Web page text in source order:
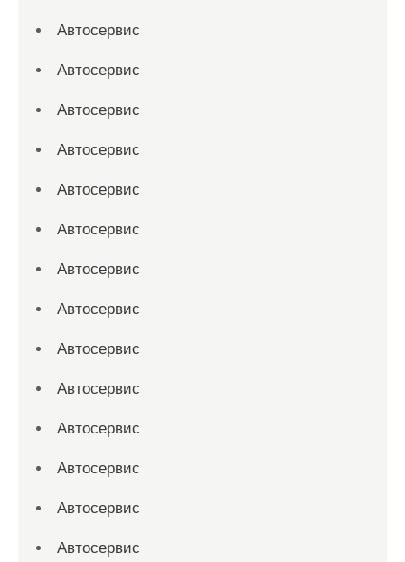
Автосервис
Автосервис
Автосервис
Автосервис
Автосервис
Автосервис
Автосервис
Автосервис
Автосервис
Автосервис
Автосервис
Автосервис
Автосервис
Автосервис